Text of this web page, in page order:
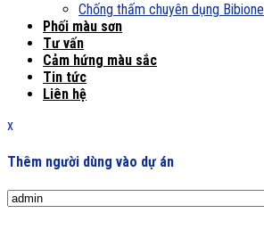
Chống thấm chuyên dụng Bibione
Phối màu sơn
Tư vấn
Cảm hứng màu sắc
Tin tức
Liên hệ
x
Thêm người dùng vào dự án